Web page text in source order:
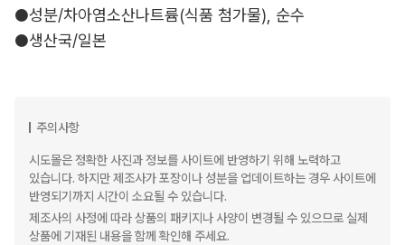
●성분/차아염소산나트륨(식품 첨가물), 순수
●생산국/일본
주의사항
시도몰은 정확한 사진과 정보를 사이트에 반영하기 위해 노력하고
있습니다. 하지만 제조사가 포장이나 성분을 업데이트하는 경우 사이트에
반영되기까지 시간이 소요될 수 있습니다.
제조사의 사정에 따라 상품의 패키지나 사양이 변경될 수 있으므로 실제
상품에 기재된 내용을 함께 확인해 주세요.